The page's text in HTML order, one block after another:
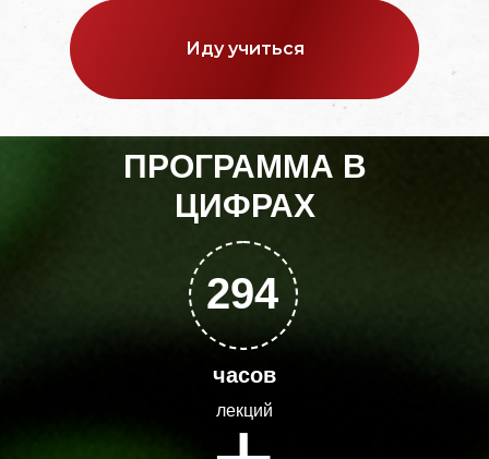
Иду учиться
лекций
294
ПРОГРАММА В
ЦИФРАХ
часов